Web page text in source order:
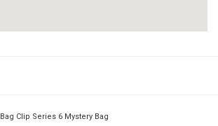
Clip Series 6 Mystery Bag